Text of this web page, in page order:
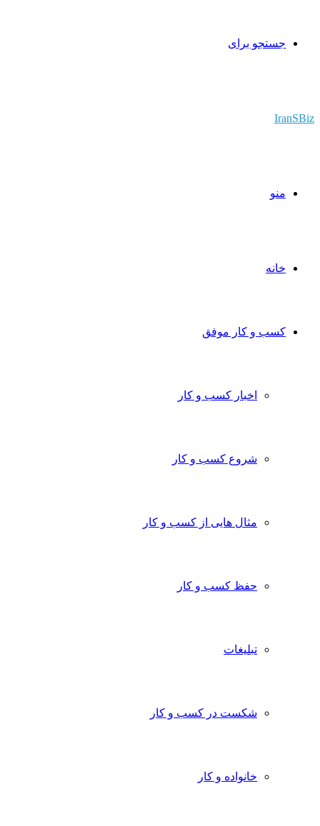
جستجو برای
IranSBiz
منو
خانه
کسب و کار موفق
اخبار کسب و کار
شروع کسب و کار
مثال هایی از کسب و کار
حفظ کسب و کار
تبلیغات
شکست در کسب و کار
خانواده و کار